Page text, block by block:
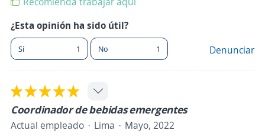
¿Esta opinión ha sido útil?
Sí 1 No 1 Denunciar
Coordinador de bebidas emergentes
Actual empleado Lima
Mayo, 2022